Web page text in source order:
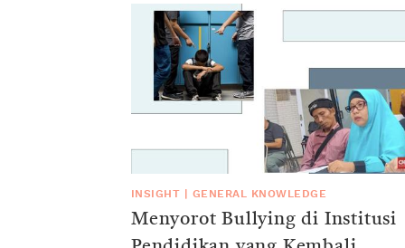
INSIGHT GENERAL KNOWLEDGE
Menyorot Bullying di Institusi